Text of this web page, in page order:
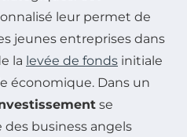
leur permet de
jeunes entreprises dans
la levée de fonds initiale
économique. Dans un
se
business angels